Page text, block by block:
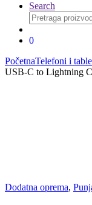
Search
Pretraga
za:
0
PočetnaTelefoni i
USB-C to Lightning
Dodatna oprema,